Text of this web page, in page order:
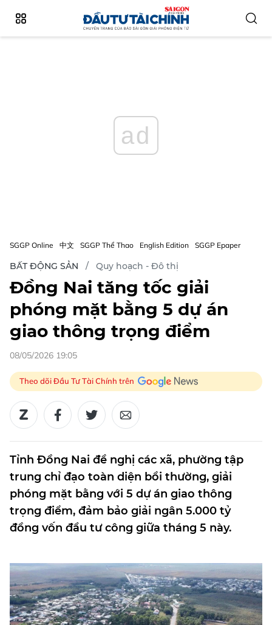
ad
SGGP Online 中文 SGGP Thể Thao English Edition SGGP Epaper
BẤT ĐỘNG SẢN Quy hoạch - Đô thị
Đồng Nai tăng tốc giải
phóng mặt bằng 5 dự án
giao thông trọng điểm
08/05/2026 19:05
Theo dõi Đầu Tư Tài Chính trên
Tỉnh Đồng Nai đề nghị các xã, phường tập
trung chỉ đạo toàn diện bồi thường, giải
phóng mặt bằng với 5 dự án giao thông
trọng điểm, đảm bảo giải ngân 5.000 tỷ
đồng vốn đầu tư công giữa tháng 5 này.